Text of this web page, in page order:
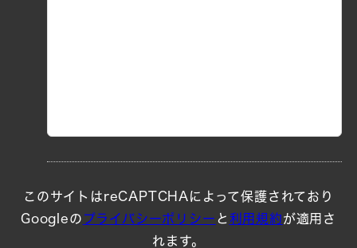
このサイトはreCAPTCHAによって保護されており
Googleの プライバシーポリシー と 利用規約が適用さ
れます。